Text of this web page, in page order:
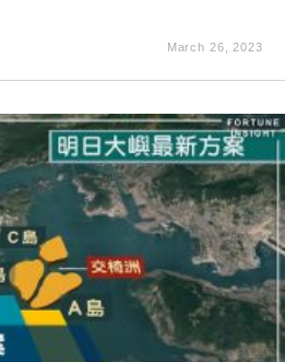
March 26, 2023